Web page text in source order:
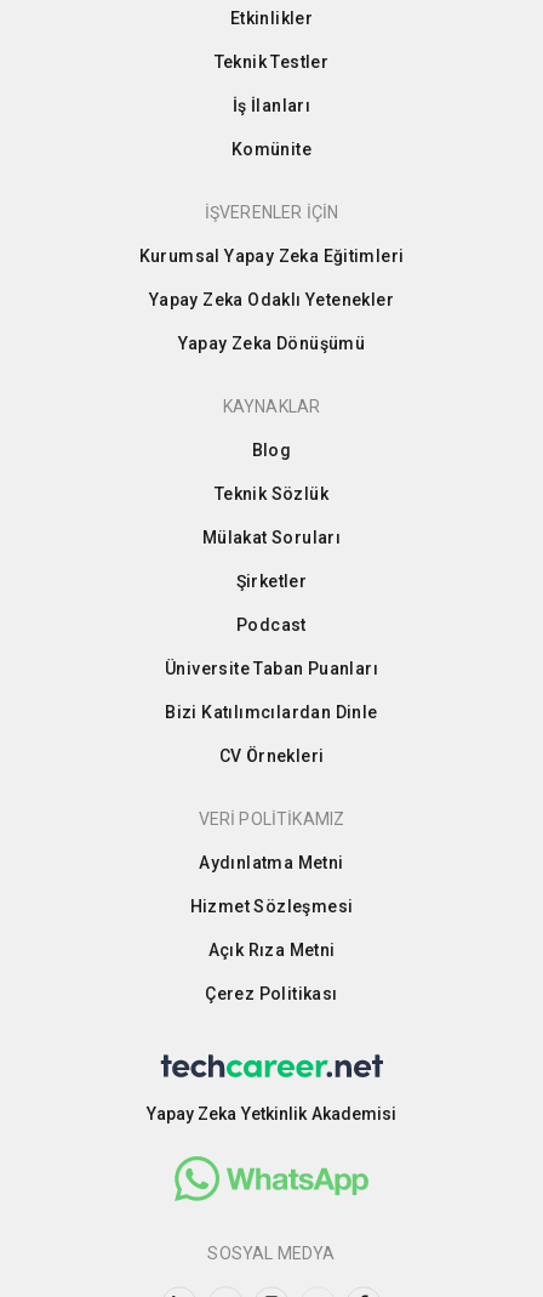
Etkinlikler
Teknik Testler
İş İlanları
Komünite
İŞVERENLER İÇİN
Kurumsal Yapay Zeka Eğitimleri
Yapay Zeka Odaklı Yetenekler
Yapay Zeka Dönüşümü
KAYNAKLAR
Blog
Teknik Sözlük
Mülakat Soruları
Şirketler
Podcast
Üniversite Taban Puanları
Bizi Katılımcılardan Dinle
CV Örnekleri
VERİ POLİTİKAMIZ
Aydınlatma Metni
Hizmet Sözleşmesi
Açık Rıza Metni
Çerez Politikası
Yapay Zeka Yetkinlik Akademisi
SOSYAL MEDYA